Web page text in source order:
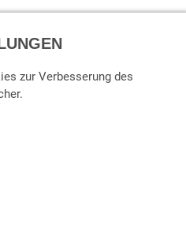
zur Verbesserung des